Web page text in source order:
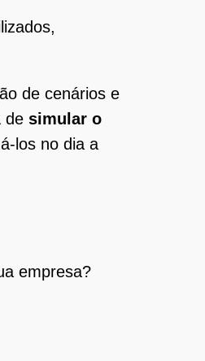
de cenários e
de simular o
los no dia a
empresa?